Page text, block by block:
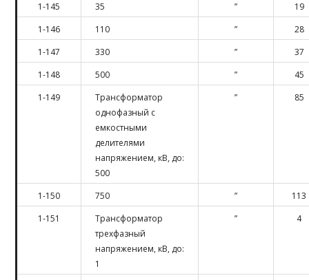
1-145
35 ”
19
1-146
110 ”
28
1-147
330 ”
37
1-148
500 ”
45
1-149
Трансформатор
однофазный с
емкостными
делителями
напряжением, кВ, до:
500
” 85
1-150 750 ”
113
1-151
Трансформатор
трехфазный
напряжением, кВ, до:
1
” 4